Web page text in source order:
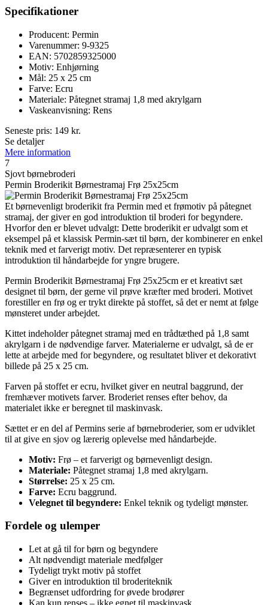
Specifikationer
Producent: Permin
Varenummer: 9-9325
EAN: 5702859325000
Motiv: Enhjørning
Mål: 25 x 25 cm
Farve: Ecru
Materiale: Påtegnet stramaj 1,8 med akrylgarn
Vaskeanvisning: Rens
Seneste pris: 149 kr.
Se detaljer
Mere information
7
Sjovt børnebroderi
Permin Broderikit Børnestramaj Frø 25x25cm
Et børnevenligt broderikit fra Permin med et frømotiv på påtegnet
stramaj, der giver en god introduktion til broderi for begyndere.
Hvorfor den er blevet udvalgt: Dette broderikit er udvalgt som et
eksempel på et klassisk Permin-sæt til børn, der kombinerer en enkel
teknik med et farverigt motiv. Det repræsenterer en typisk
introduktion til håndarbejde for yngre brugere.
Permin Broderikit Børnestramaj Frø 25x25cm er et kreativt sæt
designet til børn, der gerne vil prøve kræfter med broderi. Motivet
forestiller en frø og er trykt direkte på stoffet, så det er nemt at følge
mønsteret under arbejdet.
Kittet indeholder påtegnet stramaj med en trådtæthed på 1,8 samt
akrylgarn i de nødvendige farver. Materialerne er udvalgt, så de er
lette at arbejde med for begyndere, og resultatet bliver et dekorativt
billede på 25 x 25 cm.
Farven på stoffet er ecru, hvilket giver en neutral baggrund, der
fremhæver motivets farver. Broderiet renses efter behov, da
materialet ikke er beregnet til maskinvask.
Sættet er en del af Permins serie af børnebroderier, som er udviklet
til at give en sjov og lærerig oplevelse med håndarbejde.
Motiv: Frø – et farverigt og børnevenligt design.
Materiale: Påtegnet stramaj 1,8 med akrylgarn.
Størrelse: 25 x 25 cm.
Farve: Ecru baggrund.
Velegnet til begyndere: Enkel teknik og tydeligt mønster.
Fordele og ulemper
Let at gå til for børn og begyndere
Alt nødvendigt materiale medfølger
Tydeligt trykt motiv på stoffet
Giver en introduktion til broderiteknik
Begrænset udfordring for øvede brodører
Kan kun renses – ikke egnet til maskinvask